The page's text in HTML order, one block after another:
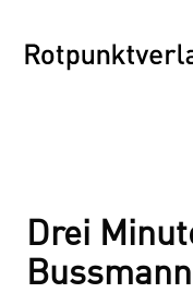
Drei
Bussmann